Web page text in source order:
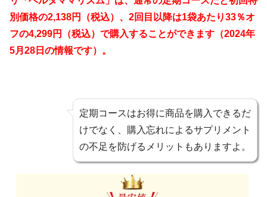
別価格の2,138円（税込）、2回目以降は1袋あたり33％オ
フの4,299円（税込）で購入することができます（2024年
5月28日の情報です）。
定期コースはお得に商品を購入できるだ
けでなく、購入忘れによるサプリメント
の不足を防げるメリットもありますよ。